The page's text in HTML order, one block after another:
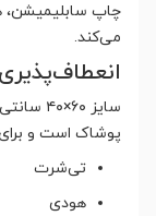
چاپ سابلیمیشن،
می‌کند.
سایز
پوشاک است و
تی‌شرت
هودی